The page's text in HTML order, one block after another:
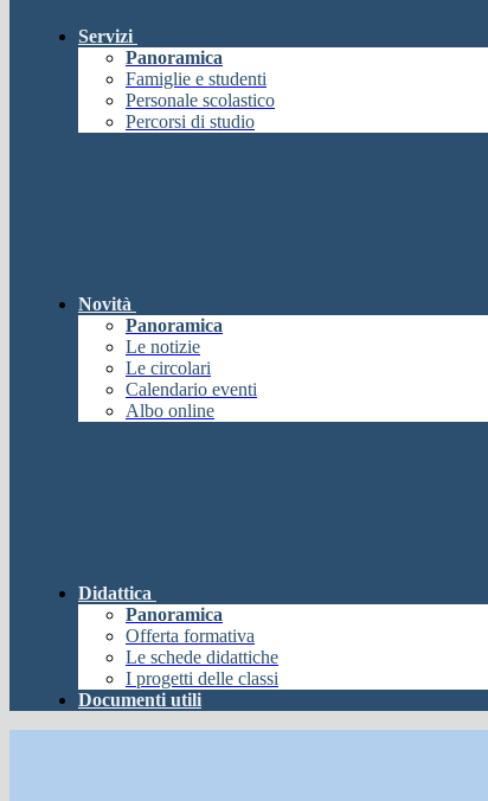
Servizi
Panoramica
Famiglie e studenti
Personale scolastico
Percorsi di studio
Novità
Panoramica
Le notizie
Le circolari
Calendario eventi
Albo online
Didattica
Panoramica
Offerta formativa
Le schede didattiche
I progetti delle classi
Documenti utili